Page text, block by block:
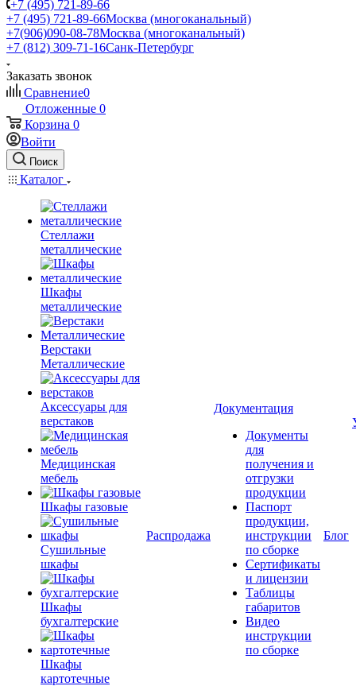
+7 (495) 721-89-66
+7 (495) 721-89-66Москва (многоканальный)
+7(906)090-08-78Москва (многоканальный)
+7 (812) 309-71-16Санк-Петербург
Заказать звонок
Сравнение0
Отложенные 0
Корзина 0
Войти
Поиск
Каталог
Стеллажи
металлические
Шкафы
металлические
Верстаки
Металлические
Аксессуары для
верстаков
Медицинская
мебель
Шкафы газовые
Сушильные
шкафы
Шкафы
бухгалтерские
Шкафы
картотечные
Распродажа
Документация
Документы
для
получения и
отгрузки
продукции
Паспорт
продукции,
инструкции
по сборке
Сертификаты
и лицензии
Таблицы
габаритов
Видео
инструкции
по сборке
Блог